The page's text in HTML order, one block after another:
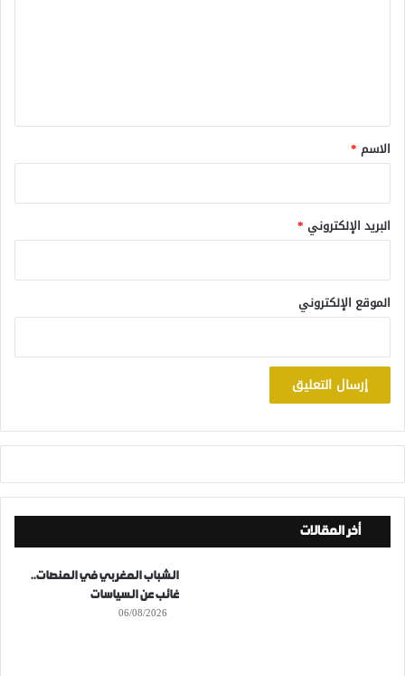
*
الاسم *
البريد الإلكتروني *
الموقع الإلكتروني
أخر المقالات
الشباب المغربي في المنصات..
غائب عن السياسات
06/08/2026